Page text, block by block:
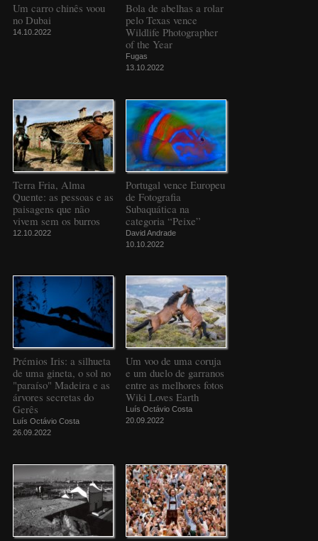
Um carro chinês voou
no Dubai
14.10.2022
Bola de abelhas a rolar
pelo Texas vence
Wildlife Photographer
of the Year
Fugas
13.10.2022
Terra Fria, Alma
Quente: as pessoas e as
paisagens que não
vivem sem os burros
12.10.2022
Portugal vence Europeu
de Fotografia
Subaquática na
categoria “Peixe”
David Andrade
10.10.2022
Prémios Iris: a silhueta
de uma gineta, o sol no
"paraíso" Madeira e as
árvores secretas do
Gerês
Luís Octávio Costa
26.09.2022
Um voo de uma coruja
e um duelo de garranos
entre as melhores fotos
Wiki Loves Earth
Luís Octávio Costa
20.09.2022